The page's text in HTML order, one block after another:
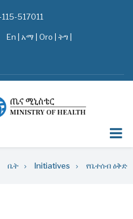
517011
En አማ Oro ትግ |
ቤት Initiatives የቤተሰብ ዕቅድ